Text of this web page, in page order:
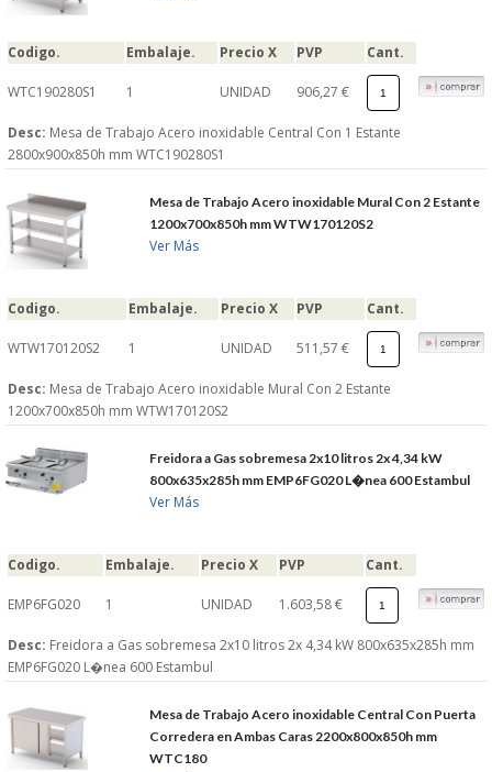
Codigo. Embalaje. Precio X PVP Cant.
WTC190280S1 1 UNIDAD 906,27 €
Desc: Mesa de Trabajo Acero inoxidable Central Con 1 Estante
2800x900x850h mm WTC190280S1
Mesa de Trabajo Acero inoxidable Mural Con 2 Estante
1200x700x850h mm WTW170120S2
Ver Más
Codigo. Embalaje. Precio X PVP Cant.
WTW170120S2 1 UNIDAD 511,57 €
Desc: Mesa de Trabajo Acero inoxidable Mural Con 2 Estante
1200x700x850h mm WTW170120S2
Freidora a Gas sobremesa 2x10 litros 2x 4,34 kW
800x635x285h mm EMP6FG020 L�nea 600 Estambul
Ver Más
Codigo. Embalaje. Precio X PVP Cant.
EMP6FG020 1 UNIDAD 1.603,58 €
Desc: Freidora a Gas sobremesa 2x10 litros 2x 4,34 kW 800x635x285h mm
EMP6FG020 L�nea 600 Estambul
Mesa de Trabajo Acero inoxidable Central Con Puerta
Corredera en Ambas Caras 2200x800x850h mm
WTC180